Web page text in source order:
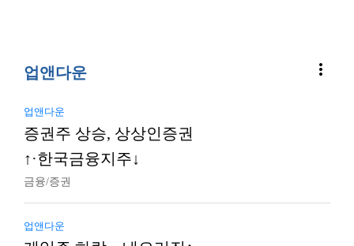
업앤다운 more_vert
업앤다운
증권주 상승, 상상인증권
↑·한국금융지주↓
금융/증권
업앤다운